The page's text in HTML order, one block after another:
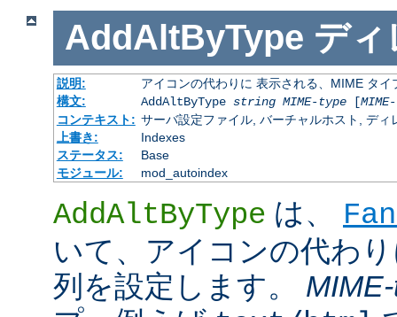
AddAltByType ディ
説明:
アイコンの代わりに 表示される、MIME タ
構文:
AddAltByType string MIME-type[
コンテキスト: サーバ設定ファイル, バーチャルホスト, ディ
上書き:
Indexes
ステータス:
Base
モジュール:
mod_autoindex
AddAltByType は、
いて、アイコンの代わ
列を設定します。